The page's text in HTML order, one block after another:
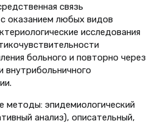
связь
оказанием любых видов
исследования
больного и повторно через
внутрибольничного
методы: эпидемиологический
анализ), описательный,